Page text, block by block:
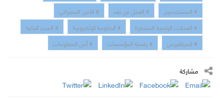
# المستخدمين
# العمل عن بعد
# الامن السبيراني
# العملات الرقمية المشفرة
# الحكومة الإلكترونية
# المدن الذكية
# الميتافيرس
# رقمنة المؤسسات # أمن المعلومات
مشاركة